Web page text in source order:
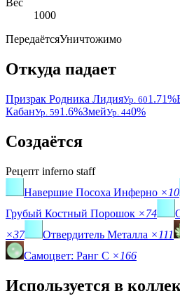
Вес
1000
ПередаётсяУничтожимо
Откуда падает
Призрак Родника ЛидияУр. 601.71%
КабанУр. 591.6%ЗмейУр. 440%
Создаётся
Рецепт inferno staff
Навершие Посоха Инферно ×10
Грубый Костный Порошок ×74
×37
Отвердитель Металла ×111
Самоцвет: Ранг C ×166
Используется в